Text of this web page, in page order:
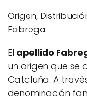
Origen,
Fabrega
El apellido
un origen que se
Cataluña. A
denominación